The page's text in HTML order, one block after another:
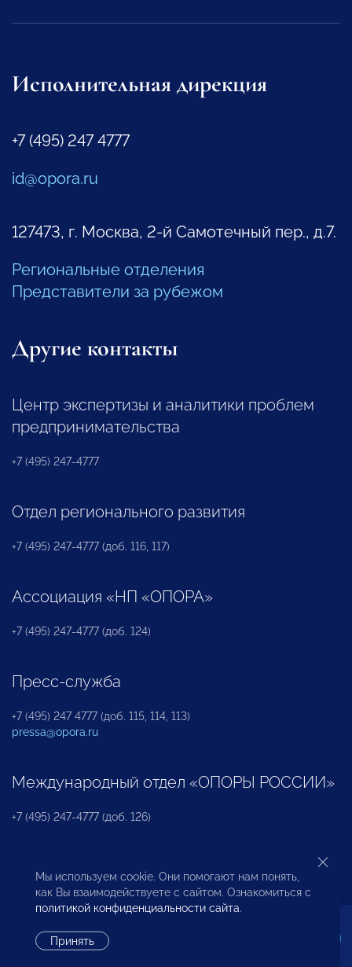
Исполнительная дирекция
+7 (495) 247 4777
id@opora.ru
127473, г. Москва, 2-й Самотечный пер., д.7.
Региональные отделения
Представители за рубежом
Другие контакты
Центр экспертизы и аналитики проблем
предпринимательства
+7 (495) 247-4777
Отдел регионального развития
+7 (495) 247-4777 (доб. 116, 117)
Ассоциация «НП «ОПОРА»
+7 (495) 247-4777 (доб. 124)
Пресс-служба
+7 (495) 247 4777 (доб. 115, 114, 113)
pressa@opora.ru
Международный отдел «ОПОРЫ РОССИИ»
+7 (495) 247-4777 (доб. 126)
Бюро по защите прав предпринимателей и
инвесторов
Мы используем cookie. Они помогают нам понять,
как Вы взаимодействуете с сайтом. Ознакомиться с
политикой конфиденциальности сайта.
Принять